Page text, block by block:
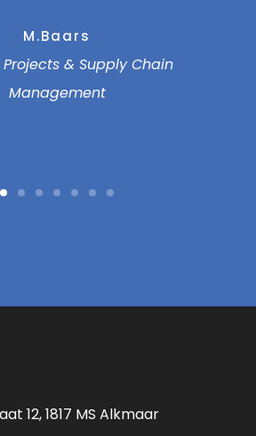
Chain
12, 1817 MS Alkmaar